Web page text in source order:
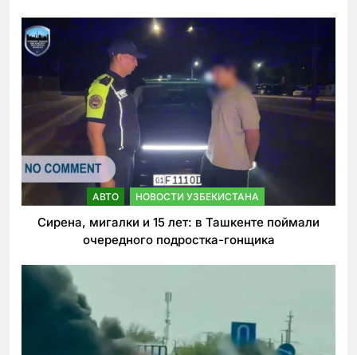
АВТО НОВОСТИ УЗБЕКИСТАНА
Сирена, мигалки и 15 лет: в Ташкенте поймали
очередного подростка-гонщика